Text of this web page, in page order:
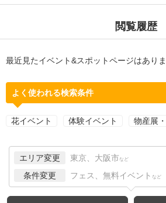
閲覧履歴
最近見たイベント&スポットページはありま
よく使われる検索条件
花イベント 体験イベント 物産展
エリア変更 東京、大阪市 など
条件変更 フェス、無料イベント など